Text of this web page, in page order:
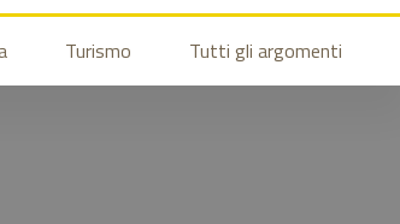
Turismo Tutti gli argomenti